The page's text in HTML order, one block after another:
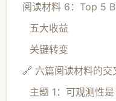
阅读材料 6：Top 5
五大收益
关键转变
🔗 六篇阅读材料的交
主题 1：可观测性